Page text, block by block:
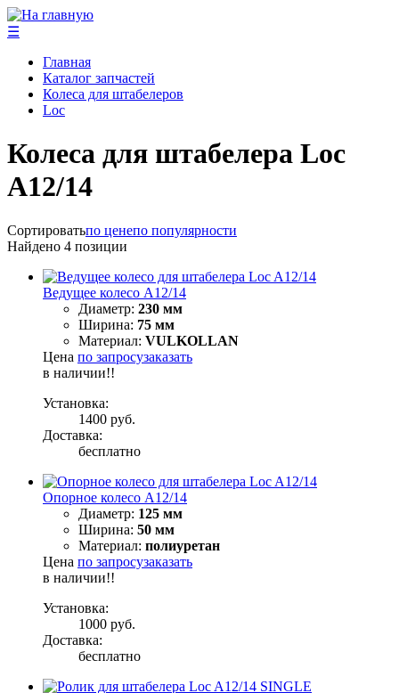
☰
Главная
Каталог запчастей
Колеса для штабелеров
Loc
Колеса для штабелера Loc
A12/14
Сортироватьпо ценепо популярности
Найдено 4 позиции
Ведущее колесо A12/14
Диаметр: 230 мм
Ширина: 75 мм
Материал: VULKOLLAN
Цена по запросузаказать
в наличии!!
Установка:
1400 руб.
Доставка:
бесплатно
Опорное колесо A12/14
Диаметр: 125 мм
Ширина: 50 мм
Материал: полиуретан
Цена по запросузаказать
в наличии!!
Установка:
1000 руб.
Доставка:
бесплатно